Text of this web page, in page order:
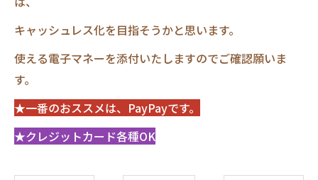
キャッシュレス化を目指そうかと思います。
使える電子マネーを添付いたしますのでご確認願いま
す。
★一番のおススメは、PayPayです。
★クレジットカード各種OK